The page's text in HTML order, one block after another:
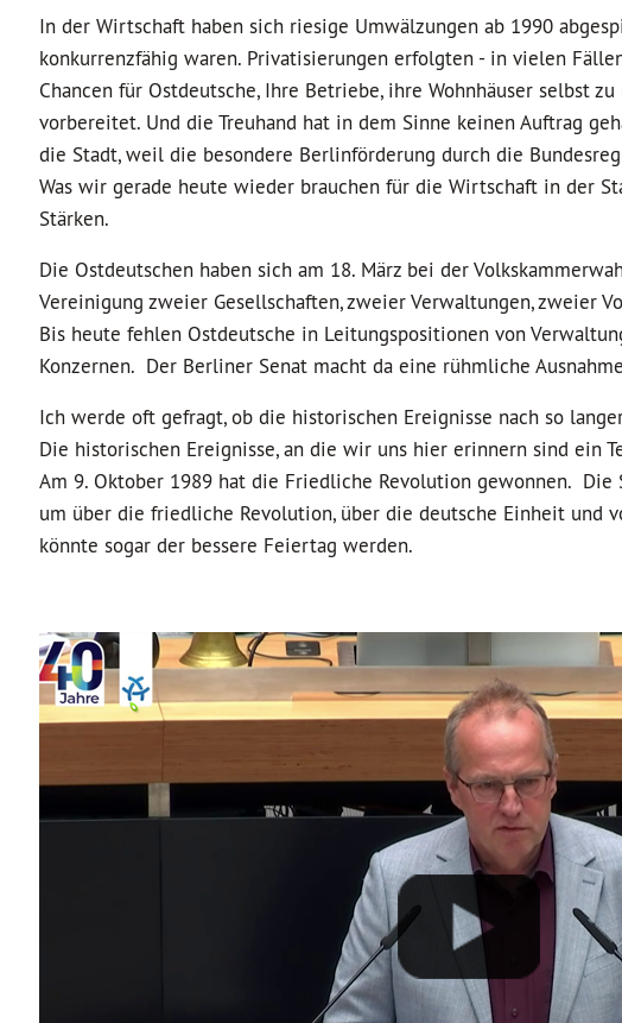
In der Wirtschaft haben sich riesige Umwälzungen ab 1990
konkurrenzfähig waren. Privatisierungen erfolgten - in vielen
Chancen für Ostdeutsche, Ihre Betriebe, ihre Wohnhäuser selbst
vorbereitet. Und die Treuhand hat in dem Sinne keinen Auftrag
die Stadt, weil die besondere Berlinförderung durch die
Was wir gerade heute wieder brauchen für die Wirtschaft in der
Stärken.
Die Ostdeutschen haben sich am 18. März bei der
Vereinigung zweier Gesellschaften, zweier Verwaltungen, zweier
Bis heute fehlen Ostdeutsche in Leitungspositionen von
Konzernen. Der Berliner Senat macht da eine rühmliche
Ich werde oft gefragt, ob die historischen Ereignisse nach so
Die historischen Ereignisse, an die wir uns hier erinnern sind ein
Am 9. Oktober 1989 hat die Friedliche Revolution gewonnen. Die
um über die friedliche Revolution, über die deutsche Einheit und
könnte sogar der bessere Feiertag werden.